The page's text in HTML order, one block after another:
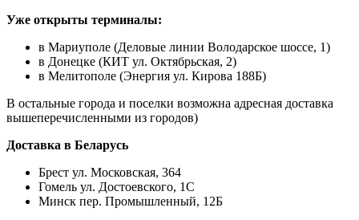
Уже открыты терминалы:
в Мариуполе (Деловые линии Володарское шоссе, 1)
в Донецке (КИТ ул. Октябрьская, 2)
в Мелитополе (Энергия ул. Кирова 188Б)
В остальные города и поселки возможна адресная доставка
вышеперечисленными из городов)
Доставка в Беларусь
Брест ул. Московская, 364
Гомель ул. Достоевского, 1С
Минск пер. Промышленный, 12Б